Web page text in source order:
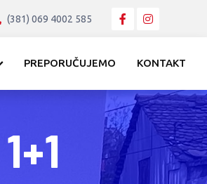
(381) 069 4002 585
PREPORUČUJEMO KONTAKT